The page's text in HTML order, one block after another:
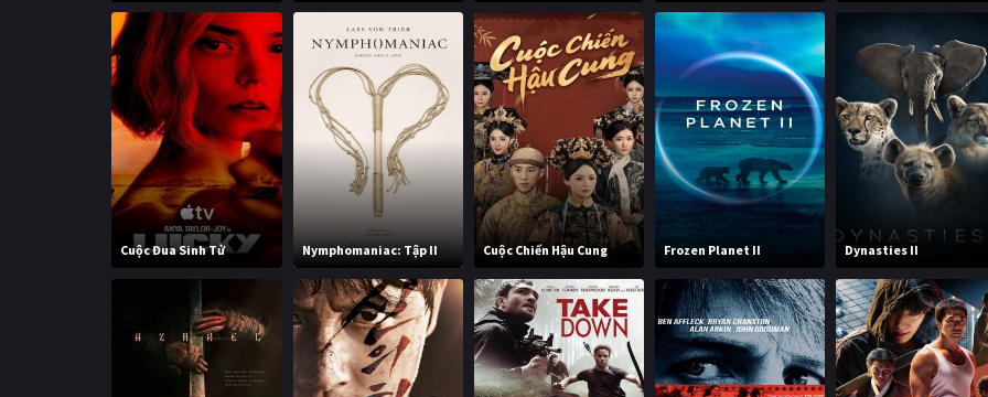
Cuộc Đua Sinh Tử Nymphomaniac: Tập II Cuộc Chiến Hậu Cung Frozen Planet II Dynasties II